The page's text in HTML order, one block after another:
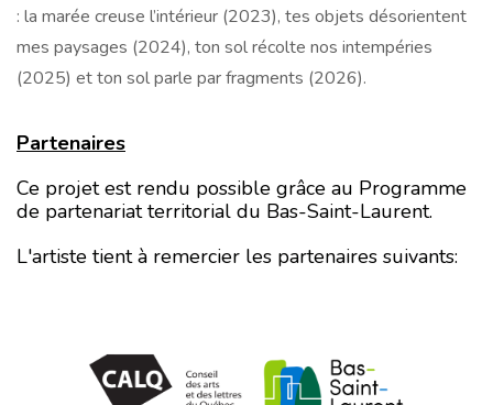
: la marée creuse l’intérieur (2023), tes objets désorientent
mes paysages (2024), ton sol récolte nos intempéries
(2025) et ton sol parle par fragments (2026).
Partenaires
Ce projet est rendu possible grâce au Programme
de partenariat territorial du Bas-Saint-Laurent.
L'artiste tient à remercier les partenaires suivants: